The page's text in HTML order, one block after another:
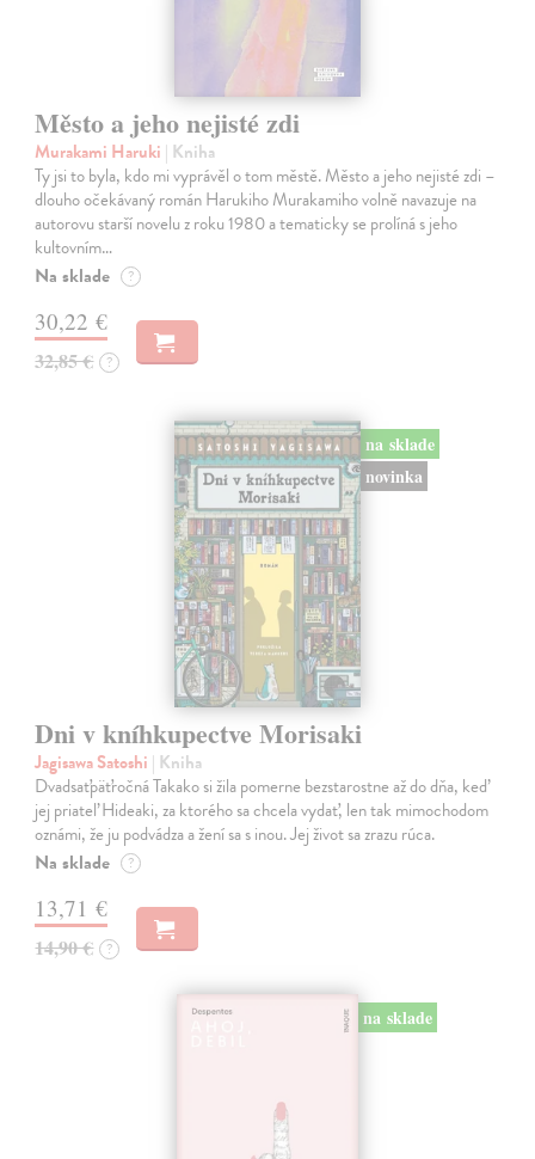
Město a jeho nejisté zdi
Murakami Haruki | Kniha
Ty jsi to byla, kdo mi vyprávěl o tom městě. Město a jeho nejisté zdi –
dlouho očekávaný román Harukiho Murakamiho volně navazuje na
autorovu starší novelu z roku 1980 a tematicky se prolíná s jeho
kultovním…
Na sklade ?
30,22 €
32,85 € ?
na sklade
novinka
Dni v kníhkupectve Morisaki
Jagisawa Satoshi | Kniha
Dvadsaťpäťročná Takako si žila pomerne bezstarostne až do dňa, keď
jej priateľ Hideaki, za ktorého sa chcela vydať, len tak mimochodom
oznámi, že ju podvádza a žení sa s inou. Jej život sa zrazu rúca.
Na sklade ?
13,71 €
14,90 € ?
na sklade